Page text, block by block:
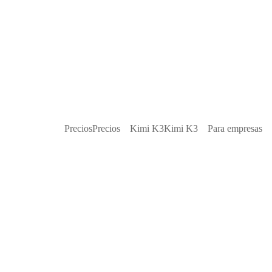
PreciosPrecios Kimi K3Kimi K3 Para empresas